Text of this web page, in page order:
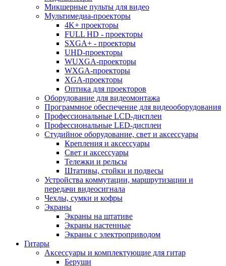
Микшерные пульты для видео
Мультимедиа-проекторы
4K+ проекторы
FULL HD - проекторы
SXGA+ - проекторы
UHD-проекторы
WUXGA-проекторы
WXGA-проекторы
XGA-проекторы
Оптика для проекторов
Оборудование для видеомонтажа
Программное обеспечение для видеооборудования
Профессиональные LCD-дисплеи
Профессиональные LED-дисплеи
Студийное оборудование, свет и аксессуары
Крепления и аксессуары
Свет и аксессуары
Тележки и рельсы
Штативы, стойки и подвесы
Устройства коммутации, маршрутизации и
передачи видеосигнала
Чехлы, сумки и кофры
Экраны
Экраны на штативе
Экраны настенные
Экраны с электроприводом
Гитары
Аксессуары и комплектующие для гитар
Беруши